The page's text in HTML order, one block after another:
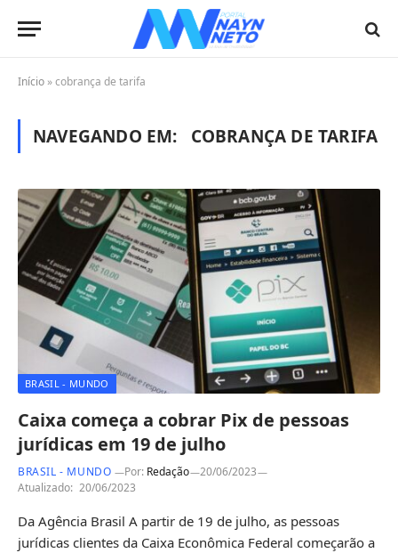
Início »cobrança de tarifa
NAVEGANDO EM: COBRANÇA DE TARIFA
BRASIL - MUNDO
Caixa começa a cobrar Pix de pessoas
jurídicas em 19 de julho
BRASIL - MUNDO Por: Redação
20/06/2023
Atualizado: 20/06/2023
Da Agência Brasil A partir de 19 de julho, as pessoas
jurídicas clientes da Caixa Econômica Federal começarão a